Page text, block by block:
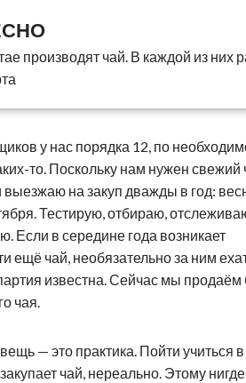
производят чай. В каждой из них
у нас порядка 12, по
то. Поскольку нам нужен свежий
на закуп дважды в год:
Тестирую, отбираю,
Если в середине года возникает
ещё чай, необязательно за ним
известна. Сейчас мы продаём
чая.
— это практика. Пойти учиться в
закупает чай, нереально. Этому